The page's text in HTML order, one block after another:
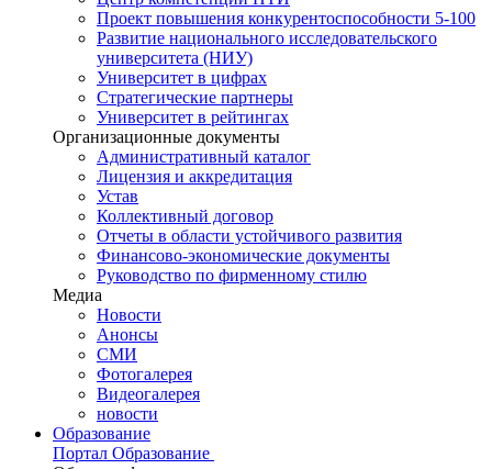
Проект повышения конкурентоспособности 5-100
Развитие национального исследовательского
университета (НИУ)
Университет в цифрах
Стратегические партнеры
Университет в рейтингах
Организационные документы
Административный каталог
Лицензия и аккредитация
Устав
Коллективный договор
Отчеты в области устойчивого развития
Финансово-экономические документы
Руководство по фирменному стилю
Медиа
Новости
Анонсы
СМИ
Фотогалерея
Видеогалерея
новости
Образование
Портал Образование